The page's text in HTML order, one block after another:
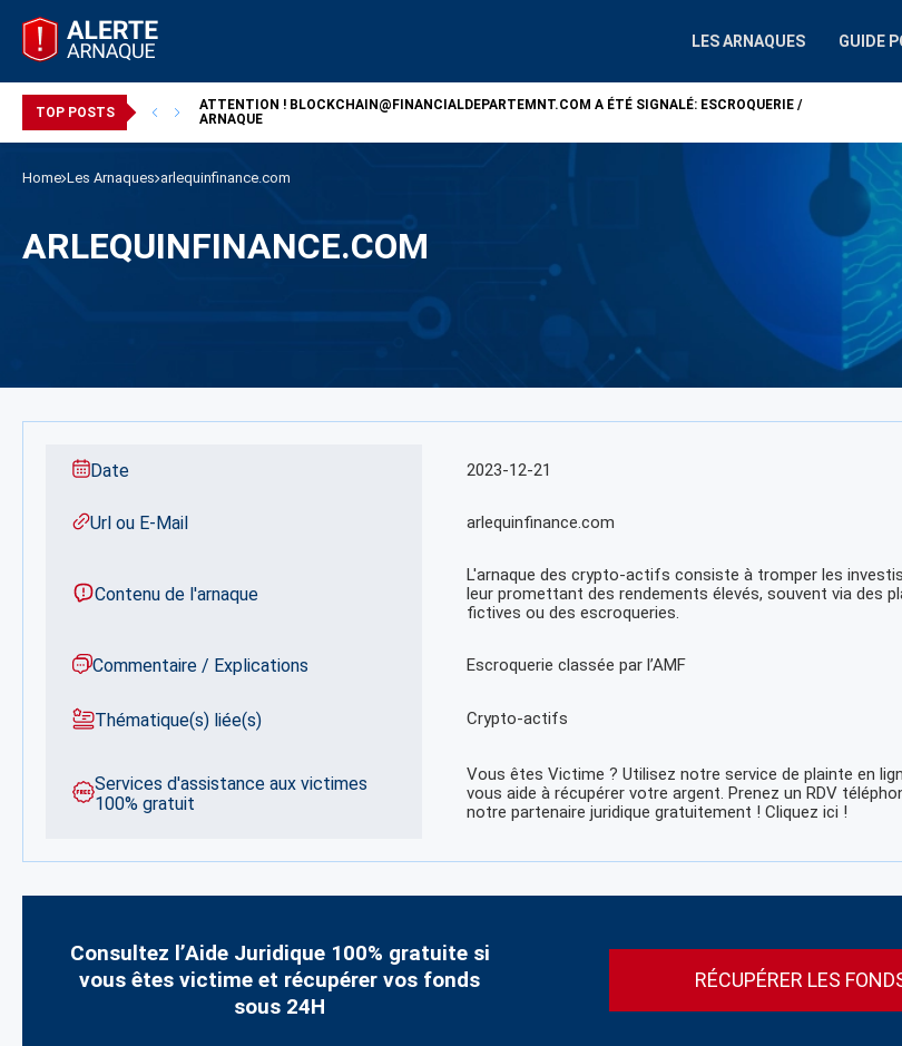
LES ARNAQUES GUIDE
TOP POSTS ATTENTION ! BLOCKCHAIN@FINANCIALDEPARTEMNT.COM A ÉTÉ SIGNALÉ: ESCROQUERIE /
ARNAQUE
Home Les Arnaques arlequinfinance.com
ARLEQUINFINANCE.COM
Date 2023-12-21
Url ou E-Mail arlequinfinance.com
Contenu de l'arnaque
L'arnaque des crypto-actifs consiste à tromper les
leur promettant des rendements élevés, souvent via des
fictives ou des escroqueries.
Commentaire / Explications Escroquerie classée par l’AMF
Thématique(s) liée(s) Crypto-actifs
Services d'assistance aux victimes
100% gratuit
Vous êtes Victime ? Utilisez notre service de plainte en
vous aide à récupérer votre argent. Prenez un RDV
notre partenaire juridique gratuitement ! Cliquez ici !
Consultez l’Aide Juridique 100% gratuite si
vous êtes victime et récupérer vos fonds
sous 24H
RÉCUPÉRER LES